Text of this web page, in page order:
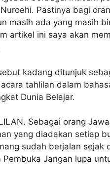
Pastinya bagi
masih ada yang masih
artikel ini saya akan
kadang ditunjuk
tahlilan dalam
Dunia Belajar.
Sebagai orang
yang diadakan setiap
sudah berjalan sejak
Jangan lupa